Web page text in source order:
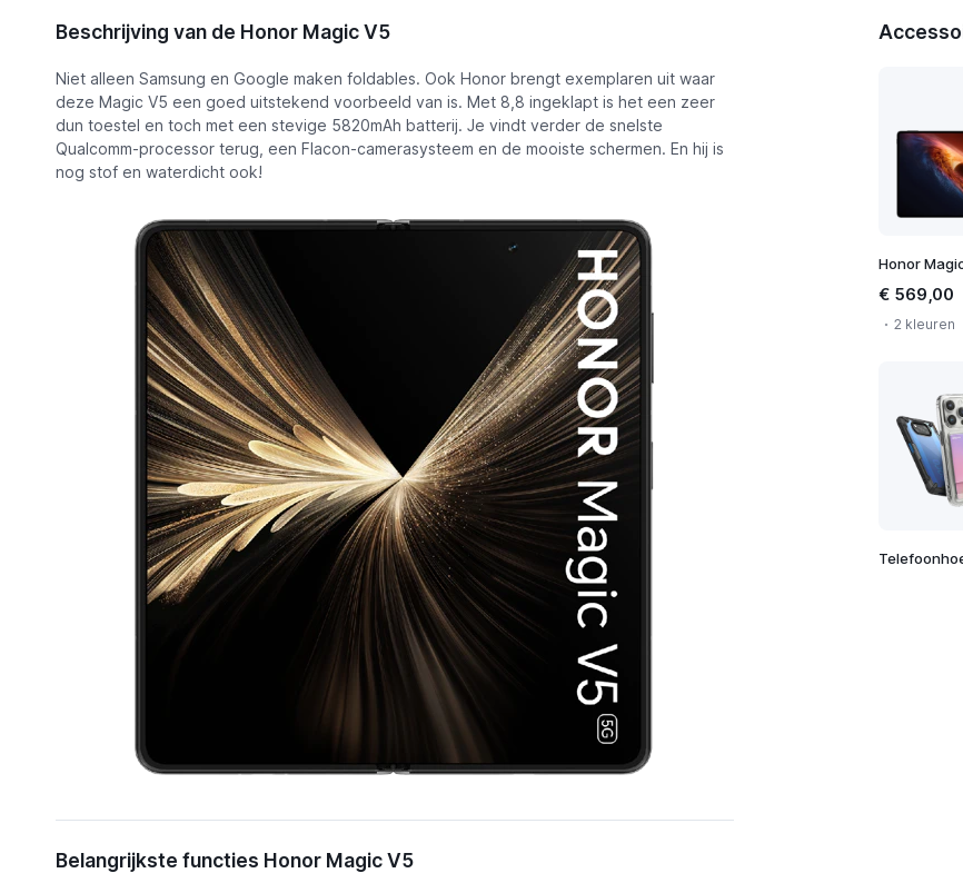
Honor Magic V5
€ 1139,00of € 60,00 p/m Alternatieven
Nieuws
Bekijk abonnementen
Beschrijving van de Honor Magic V5
Niet alleen Samsung en Google maken foldables. Ook Honor brengt exemplaren uit waar
deze Magic V5 een goed uitstekend voorbeeld van is. Met 8,8 ingeklapt is het een zeer
dun toestel en toch met een stevige 5820mAh batterij. Je vindt verder de snelste
Qualcomm-processor terug, een Flacon-camerasysteem en de mooiste schermen. En hij is
nog stof en waterdicht ook!
Belangrijkste functies Honor Magic V5
Honor
€ 569,00
2 kleuren